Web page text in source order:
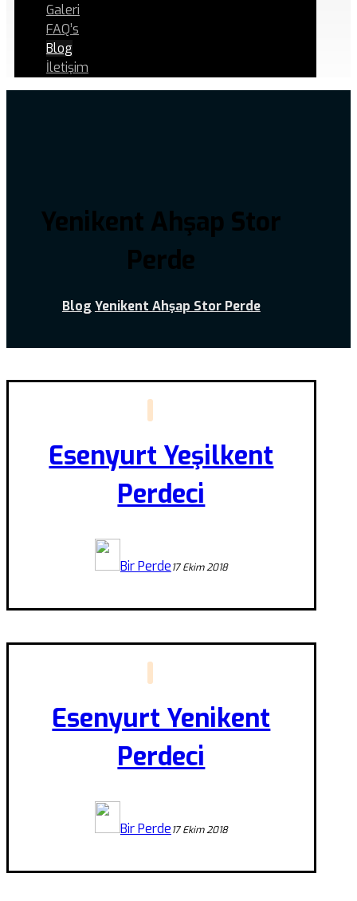
Galeri
FAQ’s
Blog
İletişim
Yenikent Ahşap Stor
Perde
Blog Yenikent Ahşap Stor Perde
Esenyurt Yeşilkent
Perdeci
Bir Perde17 Ekim 2018
Esenyurt Yenikent
Perdeci
Bir Perde17 Ekim 2018